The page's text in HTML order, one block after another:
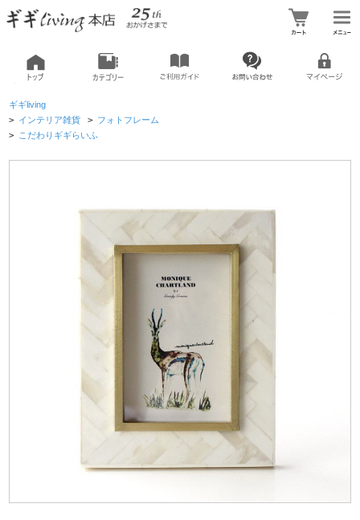
ギギliving
> インテリア雑貨 > フォトフレーム
> こだわりギギらいふ